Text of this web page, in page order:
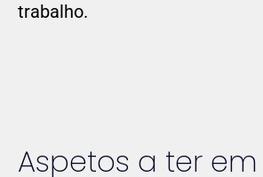
trabalho.
Aspetos a ter